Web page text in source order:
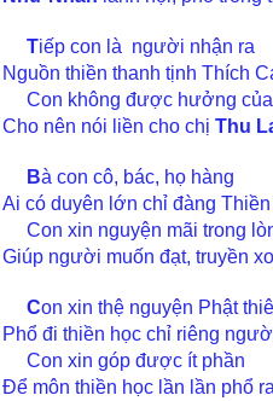
Tiếp con là người nhận ra
Nguồn thiền thanh tịnh Thích
Con không được hưởng
Cho nên nói liền cho chị Thu
Bà con cô, bác, họ hàng
Ai có duyên lớn chỉ đàng Thiền
Con xin nguyện mãi trong
Giúp người muốn đạt, truyền
Con xin thệ nguyện Phật
Phổ đi thiền học chỉ riêng
Con xin góp được ít phần
Để môn thiền học lần lần phổ